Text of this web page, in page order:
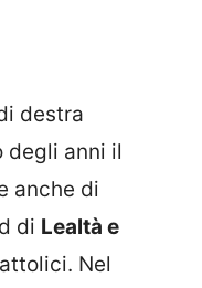
destra
degli anni il
anche di
di Lealtà e
Nel